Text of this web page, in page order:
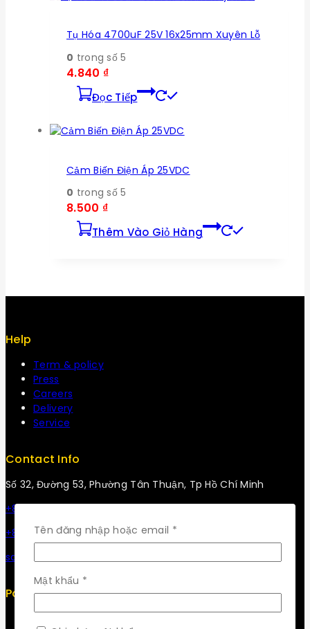
Tụ Hóa 4700uF 25V 16x25mm Xuyên Lỗ
0 trong số 5
4.840 ₫
Đọc Tiếp
Cảm Biến Điện Áp 25VDC
0 trong số 5
8.500 ₫
Thêm Vào Giỏ Hàng
Help
Term & policy
Press
Careers
Delivery
Service
Contact Info
Số 32, Đường 53, Phường Tân Thuận, Tp Hồ Chí Minh
+84 34-661-1851
+84 33-430-8669
sales@fuvitech.vn
Policy
Tên đăng nhập hoặc email *Bắt
buộc
Mật khẩu *
buộc